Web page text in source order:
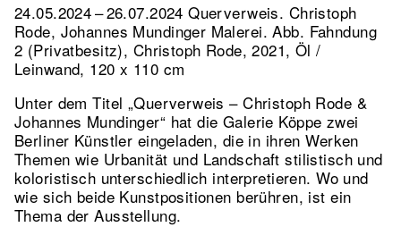
24.05.2024 – 26.07.2024 Querverweis. Christoph
Rode, Johannes Mundinger Malerei.Abb. Fahndung
2 (Privatbesitz), Christoph Rode, 2021, Öl /
Leinwand, 120 x 110 cm
Unter dem Titel „Querverweis – Christoph Rode &
Johannes Mundinger“ hat die Galerie Köppe zwei
Berliner Künstler eingeladen, die in ihren Werken
Themen wie Urbanität und Landschaft stilistisch und
koloristisch unterschiedlich interpretieren. Wo und
wie sich beide Kunstpositionen berühren, ist ein
Thema der Ausstellung.